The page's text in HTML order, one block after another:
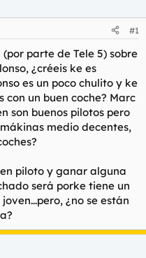
#1
parte de Tele 5) sobre
¿créeis ke es
es un poco chulito y ke
un buen coche? Marc
son buenos pilotos pero
medio decentes,
piloto y ganar alguna
será porke tiene un
¿no se están